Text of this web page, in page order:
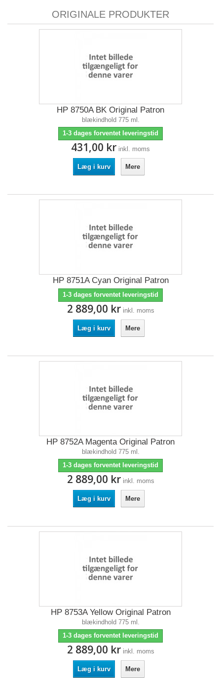
ORIGINALE PRODUKTER
HP 8750A BK Original Patron
blækindhold 775 ml.
1-3 dages forventet leveringstid
431,00 kr inkl. moms
Læg i kurv Mere
HP 8751A Cyan Original Patron
1-3 dages forventet leveringstid
2 889,00 kr inkl. moms
Læg i kurv Mere
HP 8752A Magenta Original Patron
blækindhold 775 ml.
1-3 dages forventet leveringstid
2 889,00 kr inkl. moms
Læg i kurv Mere
HP 8753A Yellow Original Patron
blækindhold 775 ml.
1-3 dages forventet leveringstid
2 889,00 kr inkl. moms
Læg i kurv Mere